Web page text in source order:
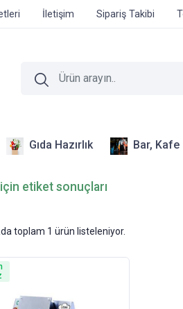
İletişim Sipariş Takibi
Gıda Hazırlık Bar,
etiket sonuçları
toplam 1 ürün listeleniyor.